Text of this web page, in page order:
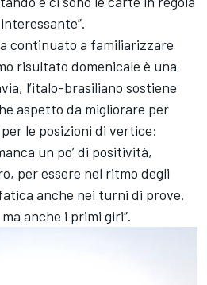
continuato a familiarizzare
risultato domenicale è una
l’italo-brasiliano sostiene
aspetto da migliorare per
le posizioni di vertice:
un po’ di positività,
per essere nel ritmo degli
anche nei turni di prove.
anche i primi giri”.